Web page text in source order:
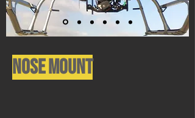
NOSE MOUNT